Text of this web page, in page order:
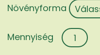
Növényforma
Cedrus
deodara